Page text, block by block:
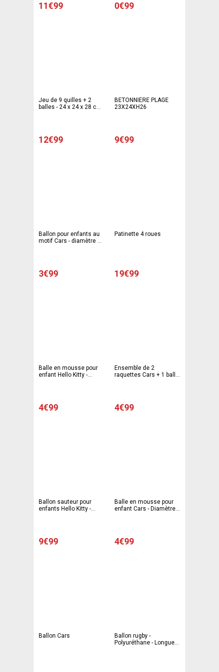
11€99 0€99
Jeu de 9 quilles + 2
balles - 24 x 24 x 28 cm -
12€99
BETONNIERE PLAGE
23X24XH26
9€99
Ballon pour enfants au
motif Cars - diamètre 23
3€99
Patinette 4 roues
19€99
Balle en mousse pour
enfant Hello Kitty -
4€99
Ensemble de 2
raquettes Cars + 1 balle
4€99
Ballon sauteur pour
enfants Hello Kitty -
9€99
Balle en mousse pour
enfant Cars - Diamètre
4€99
Ballon Cars
Ballon rugby -
Polyuréthane - Longueur